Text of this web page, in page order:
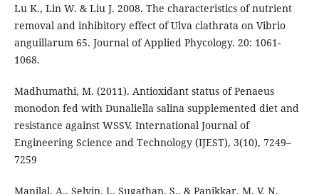
Lu K., Lin W. & Liu J. 2008. The characteristics of nutrient
removal and inhibitory effect of Ulva clathrata on Vibrio
anguillarum 65. Journal of Applied Phycology. 20: 1061-
1068.
Madhumathi, M. (2011). Antioxidant status of Penaeus
monodon fed with Dunaliella salina supplemented diet and
resistance against WSSV. International Journal of
Engineering Science and Technology (IJEST), 3(10), 7249–
7259
Manilal, A., Selvin, J., Sugathan, S., & Panikkar, M. V. N.